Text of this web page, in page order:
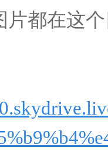
片都在这